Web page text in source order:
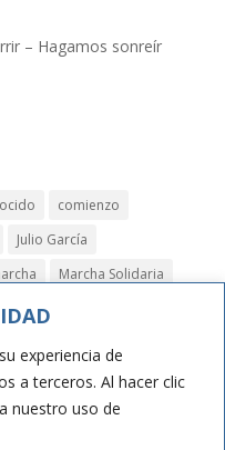
experiencia de
a terceros. Al hacer clic
nuestro uso de
– Hagamos sonreír
comienzo
Julio García
Marcha Solidaria